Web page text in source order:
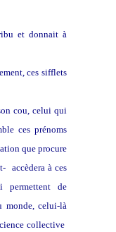
et donnait à
ces sifflets
cou, celui qui
ces prénoms
que procure
accèdera à ces
permettent de
monde, celui-là
collective